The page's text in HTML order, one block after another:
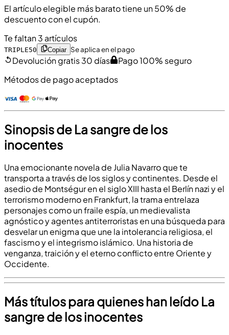
El artículo elegible más barato tiene un 50% de
descuento con el cupón.
Te faltan 3 artículos
TRIPLE50 Copiar Se aplica en el pago
Devolución gratis 30 días
Pago 100% seguro
Métodos de pago aceptados
Sinopsis de La sangre de los
inocentes
Una emocionante novela de Julia Navarro que te
transporta a través de los siglos y continentes. Desde el
asedio de Montségur en el siglo XIII hasta el Berlín nazi y el
terrorismo moderno en Frankfurt, la trama entrelaza
personajes como un fraile espía, un medievalista
agnóstico y agentes antiterroristas en una búsqueda para
desvelar un enigma que une la intolerancia religiosa, el
fascismo y el integrismo islámico. Una historia de
venganza, traición y el eterno conflicto entre Oriente y
Occidente.
Más títulos para quienes han leído La
sangre de los inocentes